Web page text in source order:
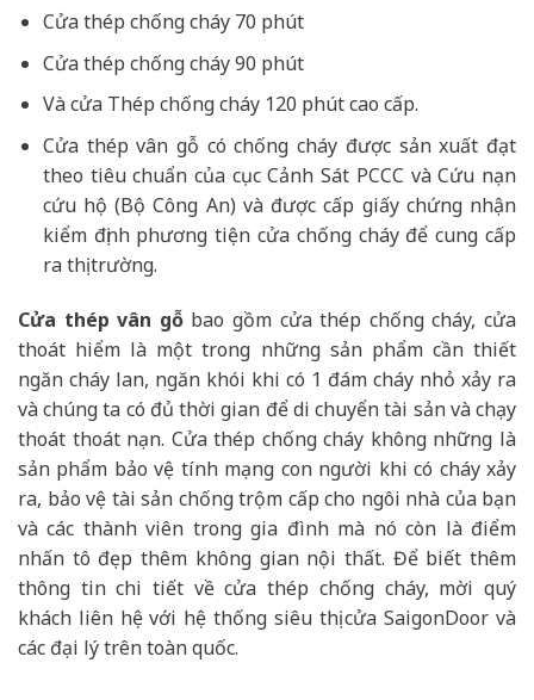
Cửa thép chống cháy 70 phút
Cửa thép chống cháy 90 phút
Và cửa Thép chống cháy 120 phút cao cấp.
Cửa thép vân gỗ có chống cháy được sản xuất đạt
theo tiêu chuẩn của cục Cảnh Sát PCCC và Cứu nạn
cứu hộ (Bộ Công An) và được cấp giấy chứng nhận
kiểm định phương tiện cửa chống cháy để cung cấp
ra thị trường.
Cửa thép vân gỗbao gồm cửa thép chống cháy, cửa
thoát hiểm là một trong những sản phẩm cần thiết
ngăn cháy lan, ngăn khói khi có 1 đám cháy nhỏ xảy ra
và chúng ta có đủ thời gian để di chuyển tài sản và chạy
thoát thoát nạn. Cửa thép chống cháy không những là
sản phẩm bảo vệ tính mạng con người khi có cháy xảy
ra, bảo vệ tài sản chống trộm cấp cho ngôi nhà của bạn
và các thành viên trong gia đình mà nó còn là điểm
nhấn tô đẹp thêm không gian nội thất. Để biết thêm
thông tin chi tiết về cửa thép chống cháy, mời quý
khách liên hệ với hệ thống siêu thị cửa SaigonDoor và
các đại lý trên toàn quốc.